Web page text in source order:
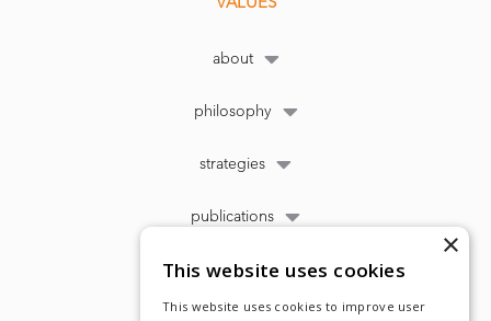
about
philosophy
strategies
publications
×
This website uses cookies
This website uses cookies to improve user